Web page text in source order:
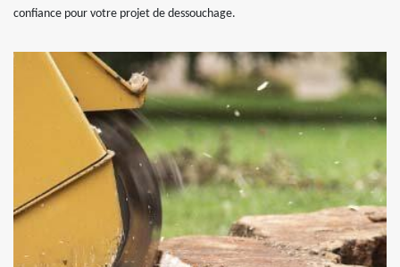
confiance pour votre projet de dessouchage.